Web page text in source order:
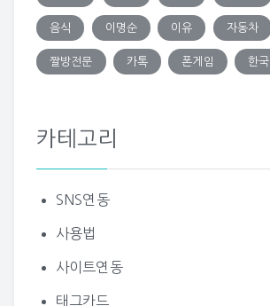
음식 이명순 이유 자동차
짤방전문 카톡 폰게임 한국
카테고리
SNS연동
사용법
사이트연동
태그카드